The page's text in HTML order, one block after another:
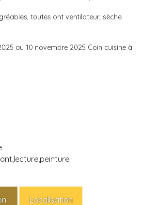
toutes ont ventilateur, sèche
au 10 novembre 2025 Coin cuisine à
Localisation